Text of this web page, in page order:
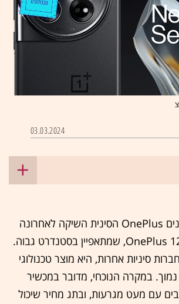
03.03.2024
יצרנית הסמארטפונים OnePlus הסינית השיקה לאחרונה
מכשיר דגל חדש, OnePlus 12, שמתאפיין בסטנדרט גבוה.
סיניות אחרות, היא מוצר טכנולוגי
במקרה הנוכחי, מדובר במכשיר
עם מעט מגרעות, ובתג מחיר שיכול